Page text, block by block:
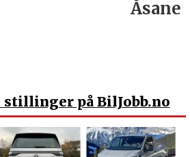
på BilJobb.no